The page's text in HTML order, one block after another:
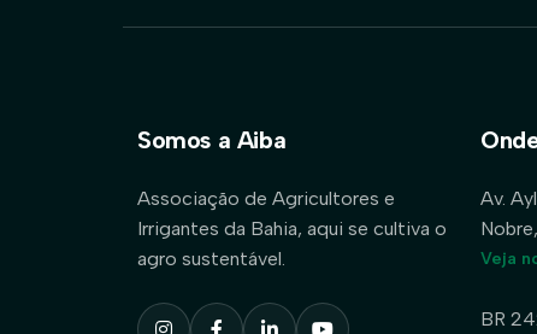
Somos a Aiba
Associação de Agricultores e
Irrigantes da Bahia, aqui se cultiva o
agro sustentável.
Av.
Veja
BR